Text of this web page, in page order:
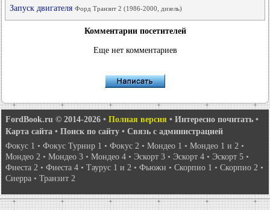
Запуск двигателя Форд Транзит 2 (1986-2000, дизель)
Комментарии посетителей
Еще нет комментариев
FordBook.ru © 2014-2026 • Полная версия • Интересно почитать •
Карта сайта • Поиск по сайту • Связь с администрацией
Фокус 1 • Фокус Турнир 1 • Фокус 2 • Мондео 1 • Мондео 1 и 2 •
Мондео 2 • Мондео 3 • Мондео 4 • Эскорт 3 • Эскорт 4 • Эскорт 5 •
Фиеста 2 • Фиеста 4 • Таурус 1 и 2 • Фьюжн • Скорпио 1 • Скорпио 2 •
Сиерра • Транзит 2